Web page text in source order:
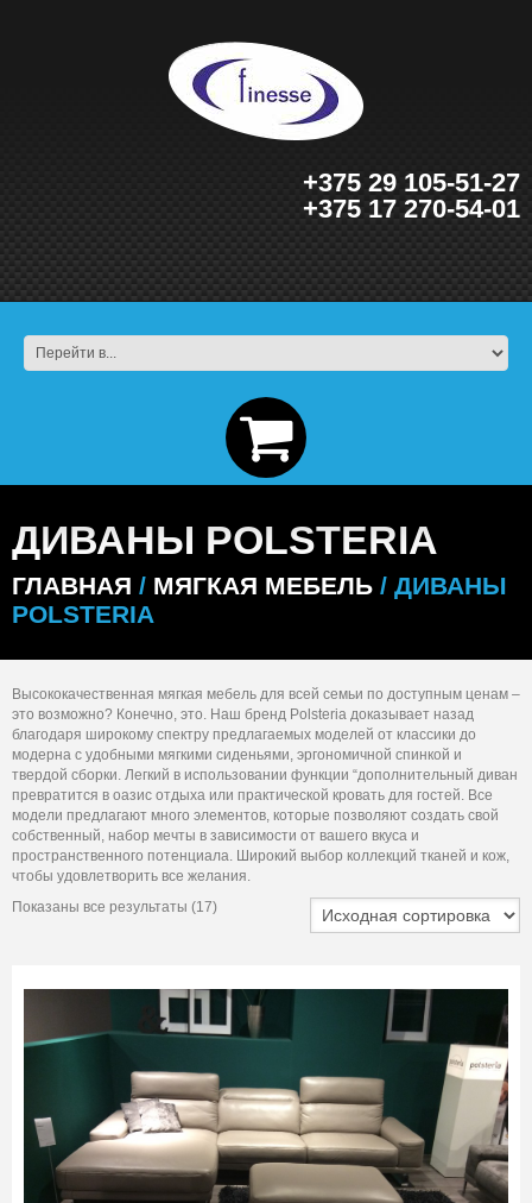
+375 29 105-51-27
+375 17 270-54-01
ДИВАНЫ POLSTERIA
ГЛАВНАЯ / МЯГКАЯ МЕБЕЛЬ / ДИВАНЫ
POLSTERIA
Высококачественная мягкая мебель для всей семьи по доступным ценам –
это возможно? Конечно, это. Наш бренд Polsteria доказывает назад
благодаря широкому спектру предлагаемых моделей от классики до
модерна с удобными мягкими сиденьями, эргономичной спинкой и
твердой сборки. Легкий в использовании функции “дополнительный диван
превратится в оазис отдыха или практической кровать для гостей. Все
модели предлагают много элементов, которые позволяют создать свой
собственный, набор мечты в зависимости от вашего вкуса и
пространственного потенциала. Широкий выбор коллекций тканей и кож,
чтобы удовлетворить все желания.
Показаны все результаты (17)